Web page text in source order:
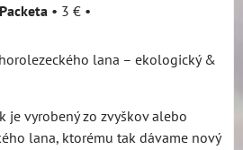
Packeta • 3 € •
lana – ekologický &
je vyrobený zo zvyškov alebo
lana, ktorému tak dávame nový